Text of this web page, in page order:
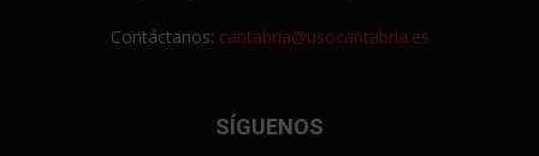
Contáctanos: cantabria@usocantabria.es
SÍGUENOS